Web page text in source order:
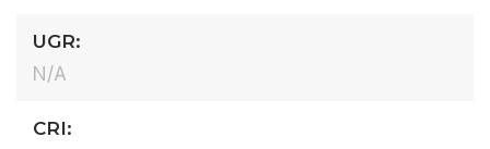
UGR:
N/A
CRI: